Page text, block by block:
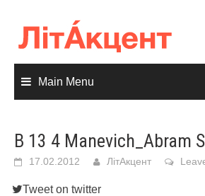
content
Main Menu
B 13 4 Manevich_Abram
17.02.2012 ЛітАкцент
Tweet on twitter